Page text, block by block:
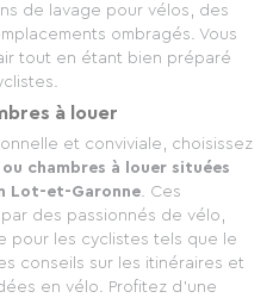
de lavage pour vélos, des
ombragés. Vous
tout en étant bien préparé
à louer
et conviviale, choisissez
chambres à louer situées
Lot-et-Garonne . Ces
des passionnés de vélo,
pour les cyclistes tels que le
conseils sur les itinéraires et
en vélo. Profitez d'une